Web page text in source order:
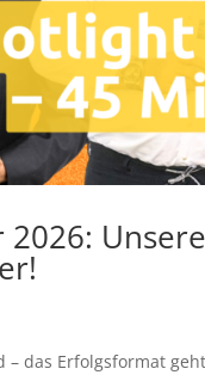
das Erfolgsformat